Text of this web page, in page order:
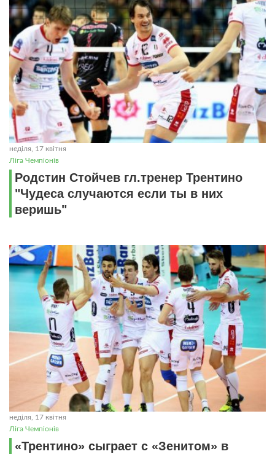
неділя, 17 квітня
Ліга Чемпіонів
Родстин Стойчев гл.тренер Трентино
"Чудеса случаются если ты в них
веришь"
неділя, 17 квітня
Ліга Чемпіонів
«Трентино» сыграет с «Зенитом» в